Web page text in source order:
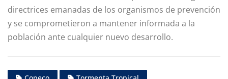
directrices emanadas de los organismos de prevención
y se comprometieron a mantener informada a la
población ante cualquier nuevo desarrollo.